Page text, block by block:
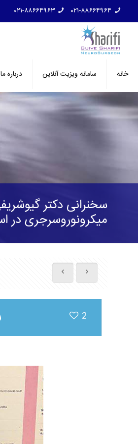
۰۲۱-۸۸۶۶۴۹۶۴ ۰۲۱-۸۸۶۶۴۹۶۳
خانه سامانه ویزیت آنلاین درباره ما
سخنرانی دکتر
میکرونوروسرجری در
2